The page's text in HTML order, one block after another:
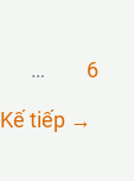
… 6
Kế tiếp →